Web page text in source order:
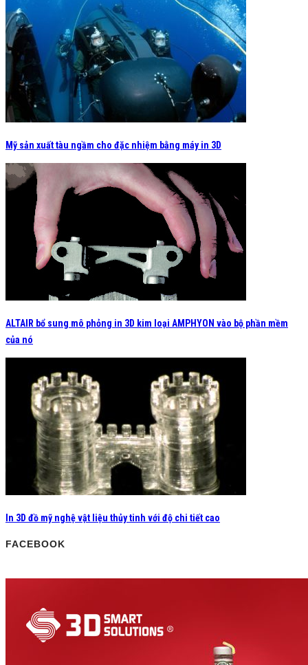
Mỹ sản xuất tàu ngầm cho đặc nhiệm bằng máy in 3D
ALTAIR bổ sung mô phỏng in 3D kim loại AMPHYON vào bộ phần mềm
của nó
In 3D đồ mỹ nghệ vật liệu thủy tinh với độ chi tiết cao
FACEBOOK